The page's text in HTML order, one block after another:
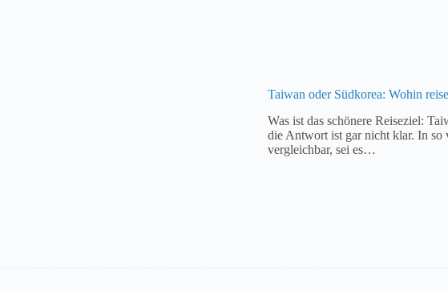
Taiwan oder Südkorea: Wohin
Was ist das schönere Reiseziel:
die Antwort ist gar nicht klar. In so
vergleichbar, sei es…